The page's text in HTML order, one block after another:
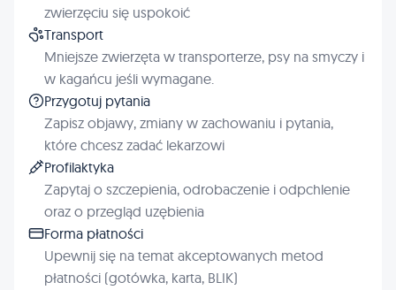
zwierzęciu się uspokoić
Transport
Mniejsze zwierzęta w transporterze, psy na smyczy i
w kagańcu jeśli wymagane.
Przygotuj pytania
Zapisz objawy, zmiany w zachowaniu i pytania,
które chcesz zadać lekarzowi
Profilaktyka
Zapytaj o szczepienia, odrobaczenie i odpchlenie
oraz o przegląd uzębienia
Forma płatności
Upewnij się na temat akceptowanych metod
płatności (gotówka, karta, BLIK)